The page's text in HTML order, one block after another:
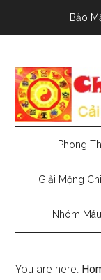
Bảo
Phong
Giải Mộng
Nhóm Máu
You are here: